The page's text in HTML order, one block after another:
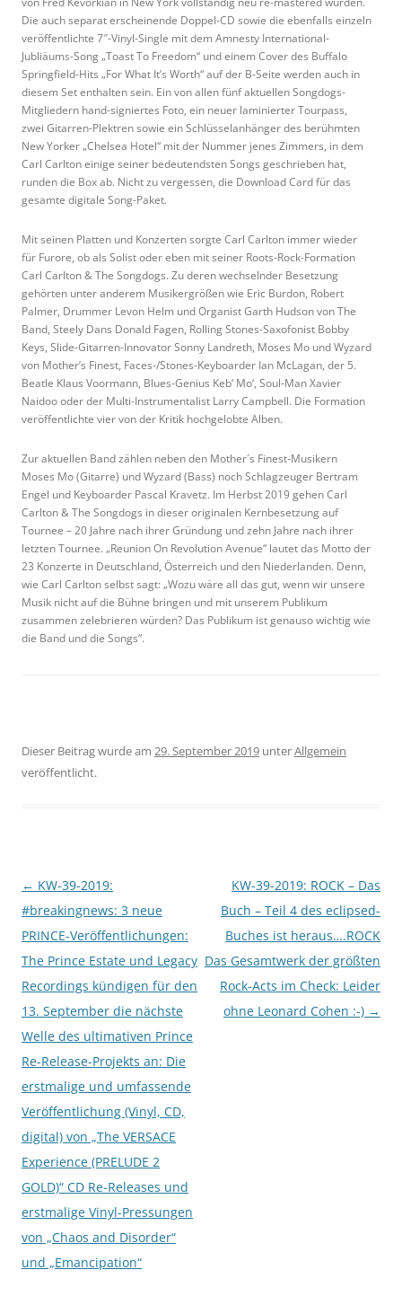
Die auch separat erscheinende Doppel-CD sowie die ebenfalls einzeln
veröffentlichte 7″-Vinyl-Single mit dem Amnesty International-
Jubliäums-Song „Toast To Freedom“ und einem Cover des Buffalo
Springfield-Hits „For What It’s Worth“ auf der B-Seite werden auch in
diesem Set enthalten sein. Ein von allen fünf aktuellen Songdogs-
Mitgliedern hand-signiertes Foto, ein neuer laminierter Tourpass,
zwei Gitarren-Plektren sowie ein Schlüsselanhänger des berühmten
New Yorker „Chelsea Hotel“ mit der Nummer jenes Zimmers, in dem
Carl Carlton einige seiner bedeutendsten Songs geschrieben hat,
runden die Box ab. Nicht zu vergessen, die Download Card für das
gesamte digitale Song-Paket.
Mit seinen Platten und Konzerten sorgte Carl Carlton immer wieder
für Furore, ob als Solist oder eben mit seiner Roots-Rock-Formation
Carl Carlton & The Songdogs. Zu deren wechselnder Besetzung
gehörten unter anderem Musikergrößen wie Eric Burdon, Robert
Palmer, Drummer Levon Helm und Organist Garth Hudson von The
Band, Steely Dans Donald Fagen, Rolling Stones-Saxofonist Bobby
Keys, Slide-Gitarren-Innovator Sonny Landreth, Moses Mo und Wyzard
von Mother’s Finest, Faces-/Stones-Keyboarder Ian McLagan, der 5.
Beatle Klaus Voormann, Blues-Genius Keb‘ Mo‘, Soul-Man Xavier
Naidoo oder der Multi-Instrumentalist Larry Campbell. Die Formation
veröffentlichte vier von der Kritik hochgelobte Alben.
Zur aktuellen Band zählen neben den Mother´s Finest-Musikern
Moses Mo (Gitarre) und Wyzard (Bass) noch Schlagzeuger Bertram
Engel und Keyboarder Pascal Kravetz. Im Herbst 2019 gehen Carl
Carlton & The Songdogs in dieser originalen Kernbesetzung auf
Tournee – 20 Jahre nach ihrer Gründung und zehn Jahre nach ihrer
letzten Tournee. „Reunion On Revolution Avenue“ lautet das Motto der
23 Konzerte in Deutschland, Österreich und den Niederlanden. Denn,
wie Carl Carlton selbst sagt: „Wozu wäre all das gut, wenn wir unsere
Musik nicht auf die Bühne bringen und mit unserem Publikum
zusammen zelebrieren würden? Das Publikum ist genauso wichtig wie
die Band und die Songs“.
Dieser Beitrag wurde am 29. September 2019 unterAllgemein
veröffentlicht.
Beitragsnavigation
← KW-39-2019:
#breakingnews: 3 neue
PRINCE-Veröffentlichungen:
The Prince Estate und Legacy
Recordings kündigen für den
13. September die nächste
Welle des ultimativen Prince
Re-Release-Projekts an: Die
erstmalige und umfassende
Veröffentlichung (Vinyl, CD,
digital) von „The VERSACE
Experience (PRELUDE 2
GOLD)“ CD Re-Releases und
erstmalige Vinyl-Pressungen
von „Chaos and Disorder“
und „Emancipation“
KW-39-2019: ROCK – Das
Buch – Teil 4 des eclipsed-
Buches ist heraus….ROCK
Das Gesamtwerk der größten
Rock-Acts im Check: Leider
ohne Leonard Cohen :-) →